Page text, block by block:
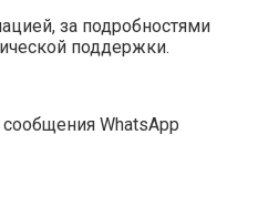
за подробностями
поддержки.